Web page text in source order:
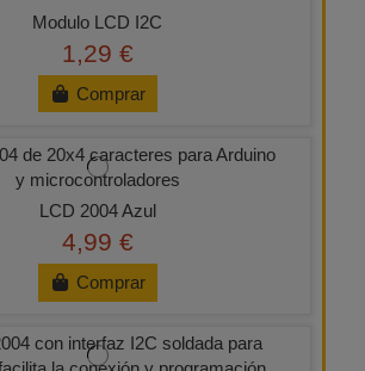
Modulo LCD I2C
1,29 €
Comprar
LCD 2004 Azul
4,99 €
Comprar